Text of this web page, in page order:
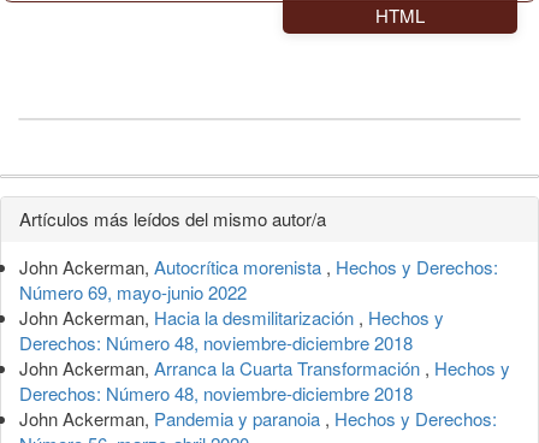
HTML
Detalles
del
artículo
Artículos más leídos del mismo autor/a
John Ackerman, Autocrítica morenista , Hechos y Derechos:
Número 69, mayo-junio 2022
John Ackerman, Hacia la desmilitarización , Hechos y
Derechos: Número 48, noviembre-diciembre 2018
John Ackerman, Arranca la Cuarta Transformación , Hechos y
Derechos: Número 48, noviembre-diciembre 2018
John Ackerman, Pandemia y paranoia , Hechos y Derechos: